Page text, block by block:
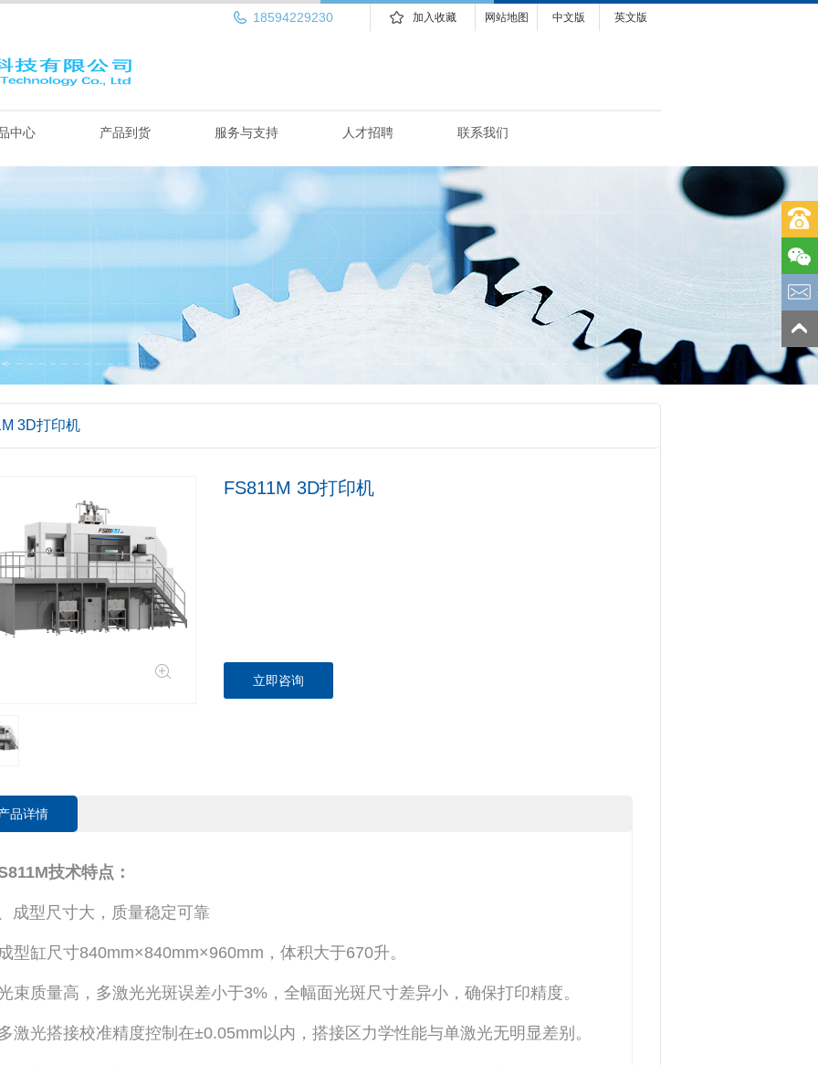
英文版
中文版
网站地图
加入收藏
18594229230
中心 产品到货 服务与支持 人才招聘 联系我们
3D打印机
FS811M 3D打印机
立即咨询
品详情
技术特点：
成型尺寸大，质量稳定可靠
型缸尺寸840mm×840mm×960mm，体积大于670升。
束质量高，多激光光斑误差小于3%，全幅面光斑尺寸差异小，确保打印精度。
激光搭接校准精度控制在±0.05mm以内，搭接区力学性能与单激光无明显差别。